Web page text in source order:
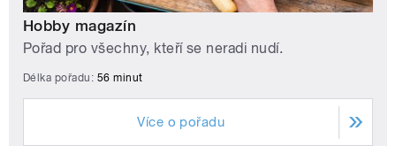
Hobby magazín
Pořad pro všechny, kteří se neradi nudí.
Délka pořadu: 56 minut
Více o pořadu